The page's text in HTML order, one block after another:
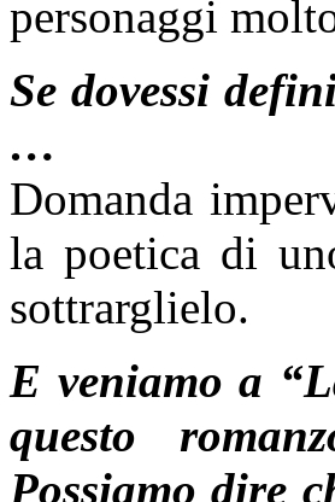
personaggi
Se dovessi
…
Domanda
la poetica di
sottrarglielo.
E veniamo a
questo
Possiamo dire